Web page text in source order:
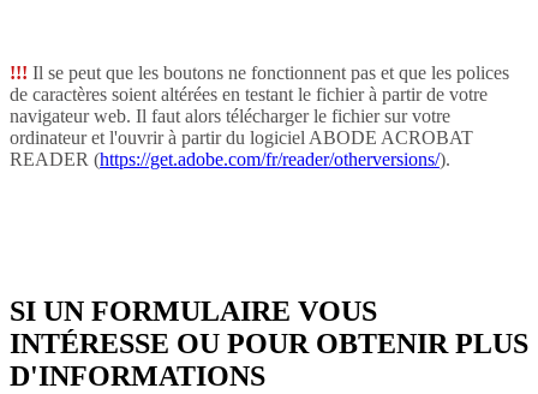
!!! Il se peut que les boutons ne fonctionnent pas et que les polices
de caractères soient altérées en testant le fichier à partir de votre
navigateur web. Il faut alors télécharger le fichier sur votre
ordinateur et l'ouvrir à partir du logiciel ABODE ACROBAT
READER (https://get.adobe.com/fr/reader/otherversions/).
SI UN FORMULAIRE VOUS
INTÉRESSE OU POUR OBTENIR PLUS
D'INFORMATIONS